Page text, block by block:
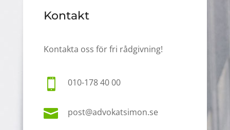
Kontakt
Kontakta oss för fri rådgivning!
 010-178 40 00
 post@advokatsimon.se